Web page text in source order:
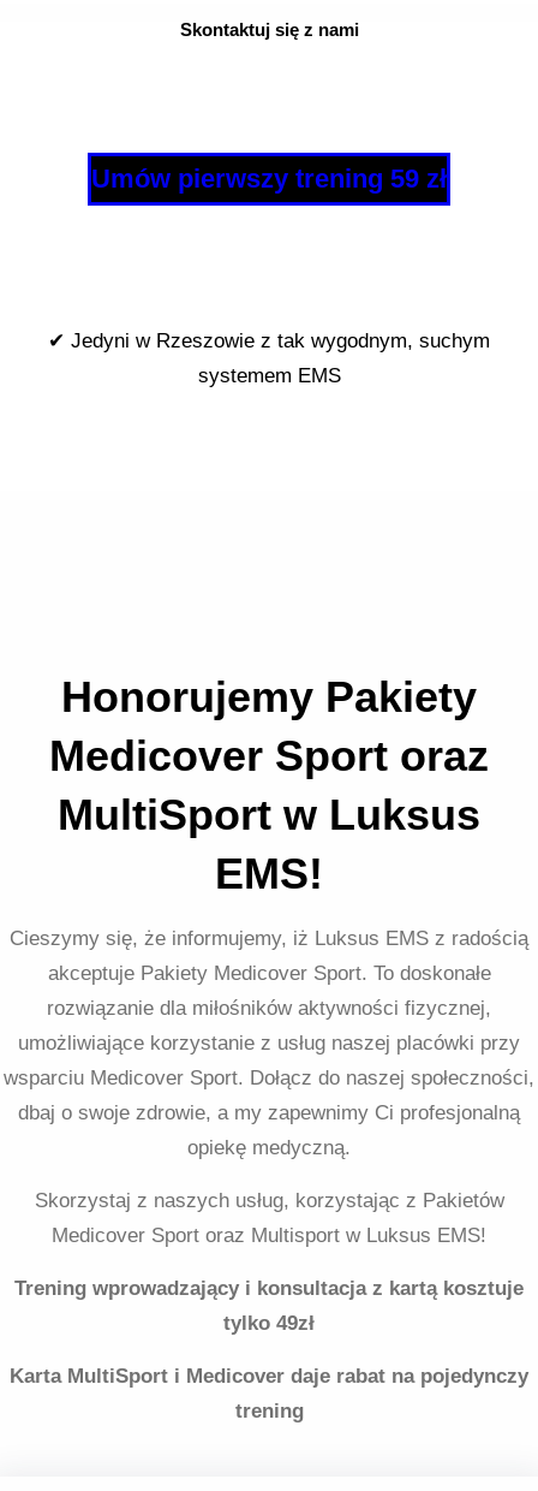
Skontaktuj się z nami
Umów pierwszy trening 59 zł
✔ Jedyni w Rzeszowie z tak wygodnym, suchym
systemem EMS
Honorujemy Pakiety
Medicover Sport oraz
MultiSport w Luksus
EMS!
Cieszymy się, że informujemy, iż Luksus EMS z radością
akceptuje Pakiety Medicover Sport. To doskonałe
rozwiązanie dla miłośników aktywności fizycznej,
umożliwiające korzystanie z usług naszej placówki przy
wsparciu Medicover Sport. Dołącz do naszej społeczności,
dbaj o swoje zdrowie, a my zapewnimy Ci profesjonalną
opiekę medyczną.
Skorzystaj z naszych usług, korzystając z Pakietów
Medicover Sport oraz Multisport w Luksus EMS!
Trening wprowadzający i konsultacja z kartą kosztuje
tylko 49zł
Karta MultiSport i Medicover daje rabat na pojedynczy
trening